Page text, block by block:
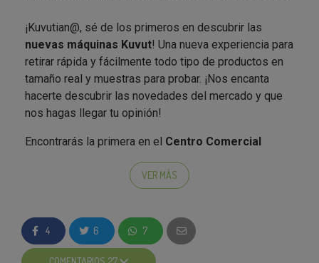
¡Kuvutian@, sé de los primeros en descubrir las
nuevas máquinas Kuvut! Una nueva experiencia para
retirar rápida y fácilmente todo tipo de productos en
tamaño real y muestras para probar. ¡Nos encanta
hacerte descubrir las novedades del mercado y que
nos hagas llegar tu opinión!
Encontrarás la primera en el Centro Comercial
Diagonal Mar de Barcelonay en el
Comercial H2O de Rivas (Madrid)
productos increíbles cada mes a casa, ¡e incluso cada
En esta ocasión, puedes recogerdos productos muy
especiales:
VER MÁS
4 6 7